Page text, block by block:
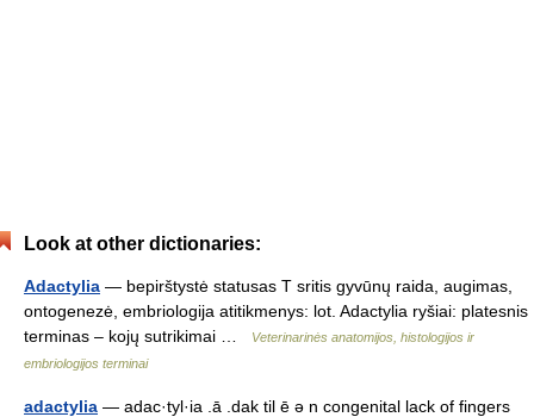
Look at other dictionaries:
Adactylia — bepirštystė statusas T sritis gyvūnų raida, augimas,
ontogenezė, embriologija atitikmenys: lot. Adactylia ryšiai: platesnis
terminas – kojų sutrikimai …
Veterinarinės anatomijos, histologijos ir
embriologijos terminai
adactylia — adac·tyl·ia .ā .dak til ē ə n congenital lack of fingers